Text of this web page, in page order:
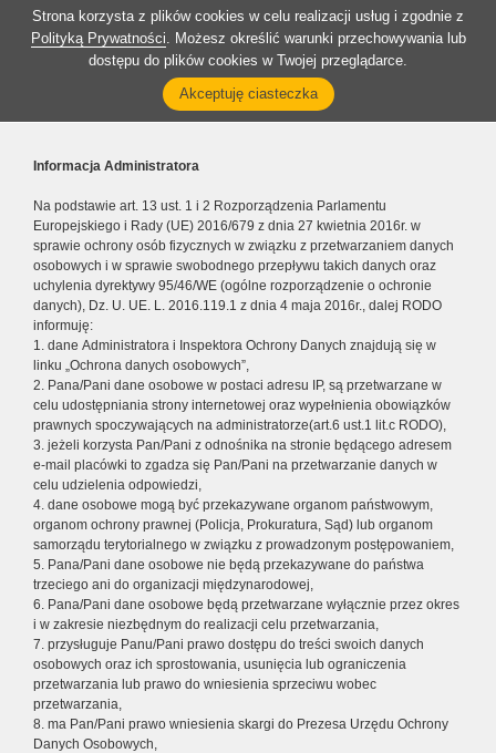
Strona korzysta z plików cookies w celu realizacji usług i zgodnie z
Polityką Prywatności. Możesz określić warunki przechowywania lub
dostępu do plików cookies w Twojej przeglądarce.
Akceptuję ciasteczka
Informacja Administratora
Na podstawie art. 13 ust. 1 i 2 Rozporządzenia Parlamentu
Europejskiego i Rady (UE) 2016/679 z dnia 27 kwietnia 2016r. w
sprawie ochrony osób fizycznych w związku z przetwarzaniem danych
osobowych i w sprawie swobodnego przepływu takich danych oraz
uchylenia dyrektywy 95/46/WE (ogólne rozporządzenie o ochronie
danych), Dz. U. UE. L. 2016.119.1 z dnia 4 maja 2016r., dalej RODO
informuję:
1. dane Administratora i Inspektora Ochrony Danych znajdują się w
linku „Ochrona danych osobowych”,
2. Pana/Pani dane osobowe w postaci adresu IP, są przetwarzane w
celu udostępniania strony internetowej oraz wypełnienia obowiązków
prawnych spoczywających na administratorze(art.6 ust.1 lit.c RODO),
3. jeżeli korzysta Pan/Pani z odnośnika na stronie będącego adresem
e-mail placówki to zgadza się Pan/Pani na przetwarzanie danych w
celu udzielenia odpowiedzi,
4. dane osobowe mogą być przekazywane organom państwowym,
organom ochrony prawnej (Policja, Prokuratura, Sąd) lub organom
samorządu terytorialnego w związku z prowadzonym postępowaniem,
5. Pana/Pani dane osobowe nie będą przekazywane do państwa
trzeciego ani do organizacji międzynarodowej,
6. Pana/Pani dane osobowe będą przetwarzane wyłącznie przez okres
i w zakresie niezbędnym do realizacji celu przetwarzania,
7. przysługuje Panu/Pani prawo dostępu do treści swoich danych
osobowych oraz ich sprostowania, usunięcia lub ograniczenia
przetwarzania lub prawo do wniesienia sprzeciwu wobec
przetwarzania,
8. ma Pan/Pani prawo wniesienia skargi do Prezesa Urzędu Ochrony
Danych Osobowych,